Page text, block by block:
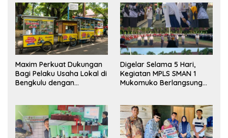
Maxim Perkuat Dukungan
Bagi Pelaku Usaha Lokal di
Bengkulu dengan
Pasar
Digelar Selama 5 Hari,
Kegiatan MPLS SMAN 1
Mukomuko Berlangsung